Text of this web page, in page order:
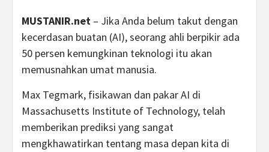
MUSTANIR.net – Jika Anda belum takut dengan
kecerdasan buatan (AI), seorang ahli berpikir ada
50 persen kemungkinan teknologi itu akan
memusnahkan umat manusia.
Max Tegmark, fisikawan dan pakar AI di
Massachusetts Institute of Technology, telah
memberikan prediksi yang sangat
mengkhawatirkan tentang masa depan kita di